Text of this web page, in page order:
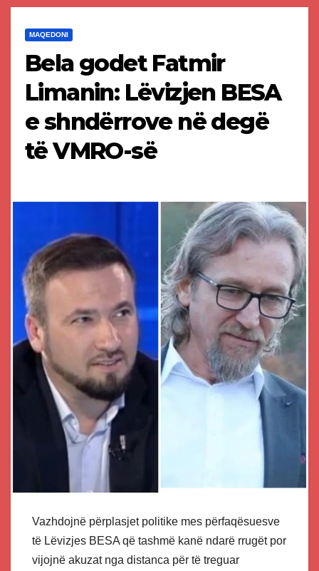
MAQEDONI
Bela godet Fatmir
Limanin: Lëvizjen BESA
e shndërrove në degë
të VMRO-së
Vazhdojnë përplasjet politike mes përfaqësuesve
të Lëvizjes BESA që tashmë kanë ndarë rrugët por
vijojnë akuzat nga distanca për të treguar